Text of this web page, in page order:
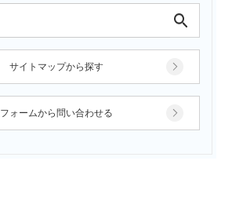
サイトマップから探す
フォームから問い合わせる